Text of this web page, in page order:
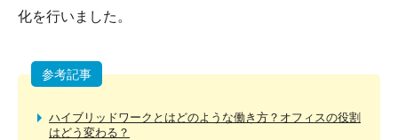
化を行いました。
参考記事
ハイブリッドワークとはどのような働き方？オフィスの役割
はどう変わる？